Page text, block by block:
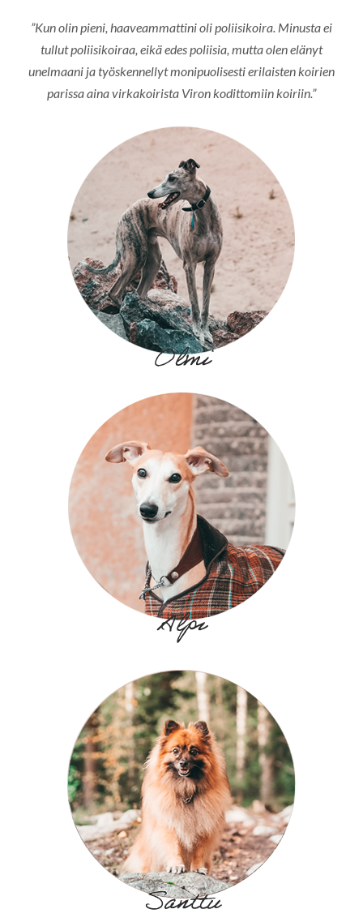
”Kun olin pieni, haaveammattini oli poliisikoira. Minusta ei
tullut poliisikoiraa, eikä edes poliisia, mutta olen elänyt
unelmaani ja työskennellyt monipuolisesti erilaisten koirien
parissa aina virkakoirista Viron kodittomiin koiriin.”